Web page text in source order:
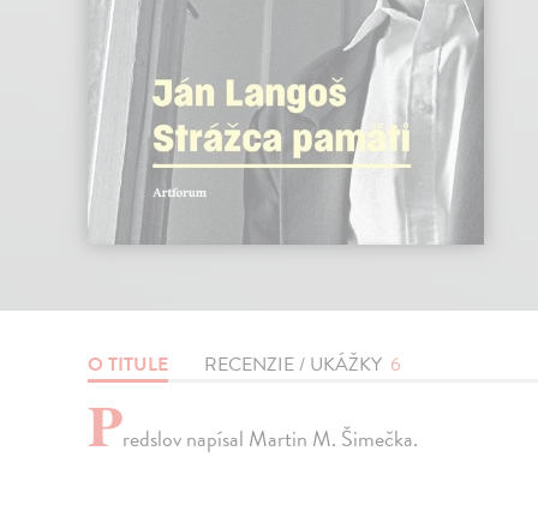
O TITULE RECENZIE / UKÁŽKY 6
Predslov napísal Martin M. Šimečka.